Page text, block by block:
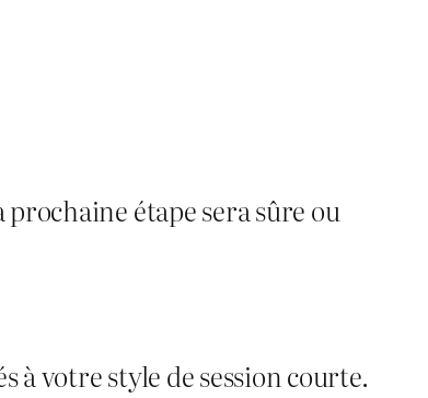
étape sera sûre ou
à votre style de session courte.